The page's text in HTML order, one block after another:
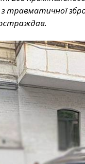
травматичної